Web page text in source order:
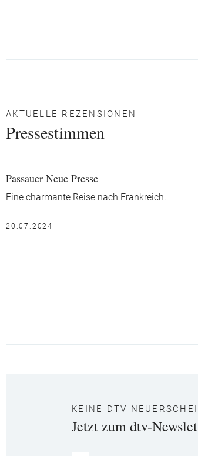
AKTUELLE REZENSIONEN
Pressestimmen
Passauer Neue Presse
Eine charmante Reise nach Frankreich.
20.07.2024
KEINE DTV
Jetzt zum dtv-